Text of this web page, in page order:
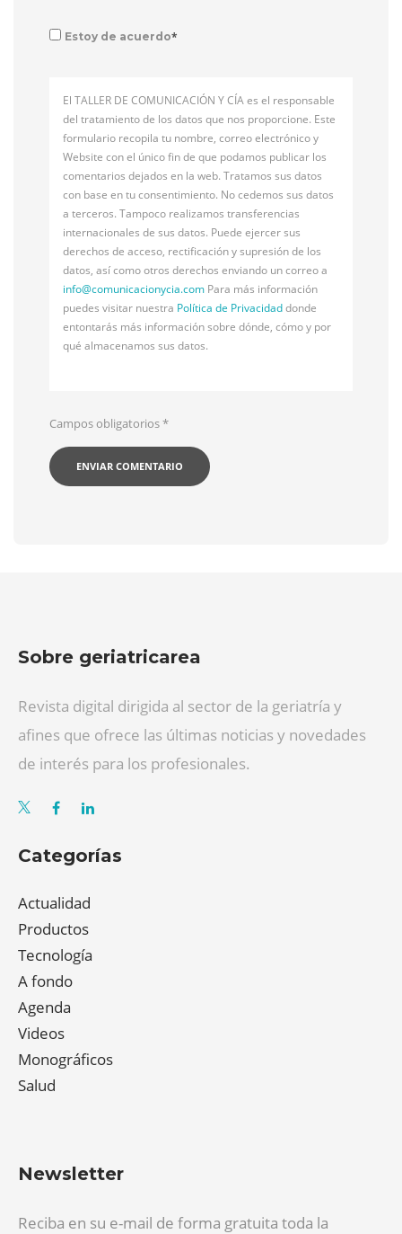
Estoy de acuerdo*
El TALLER DE COMUNICACIÓN Y CÍA es el responsable
del tratamiento de los datos que nos proporcione. Este
formulario recopila tu nombre, correo electrónico y
Website con el único fin de que podamos publicar los
comentarios dejados en la web. Tratamos sus datos
con base en tu consentimiento. No cedemos sus datos
a terceros. Tampoco realizamos transferencias
internacionales de sus datos. Puede ejercer sus
derechos de acceso, rectificación y supresión de los
datos, así como otros derechos enviando un correo a
info@comunicacionycia.com Para más información
puedes visitar nuestra Política de Privacidaddonde
entontarás más información sobre dónde, cómo y por
qué almacenamos sus datos.
Campos obligatorios*
Sobre geriatricarea
Revista digital dirigida al sector de la geriatría y
afines que ofrece las últimas noticias y novedades
de interés para los profesionales.
Categorías
Actualidad
Productos
Tecnología
A fondo
Agenda
Videos
Monográficos
Salud
Newsletter
Reciba en su e-mail de forma gratuita toda la